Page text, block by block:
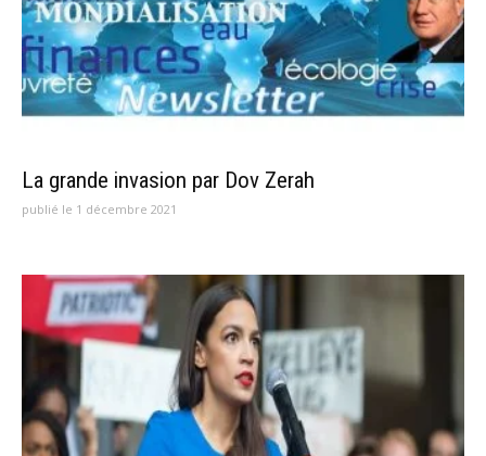
La grande invasion par Dov Zerah
publié le 1 décembre 2021